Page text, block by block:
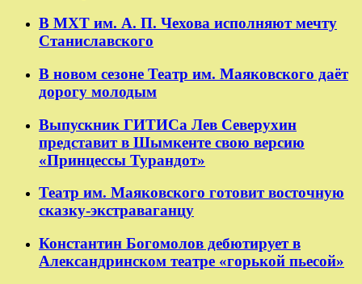
В МХТ им. А. П. Чехова исполняют мечту
Станиславского
В новом сезоне Театр им. Маяковского даёт
дорогу молодым
Выпускник ГИТИСа Лев Северухин
представит в Шымкенте свою версию
«Принцессы Турандот»
Театр им. Маяковского готовит восточную
сказку-экстраваганцу
Константин Богомолов дебютирует в
Александринском театре «горькой пьесой»